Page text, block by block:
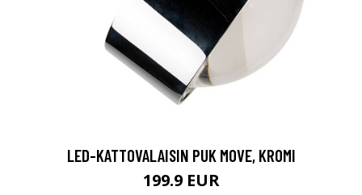
LED-KATTOVALAISIN PUK MOVE, KROMI
199.9 EUR